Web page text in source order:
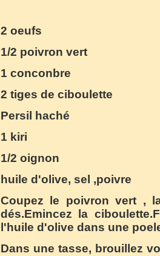
2 oeufs
1/2 poivron vert
1 conconbre
2 tiges de ciboulette
Persil haché
1 kiri
1/2 oignon
huile d'olive, sel ,poivre
Coupez le poivron vert ,
dés.Emincez la
l'huile d'olive dans une
Dans une tasse, brouillez